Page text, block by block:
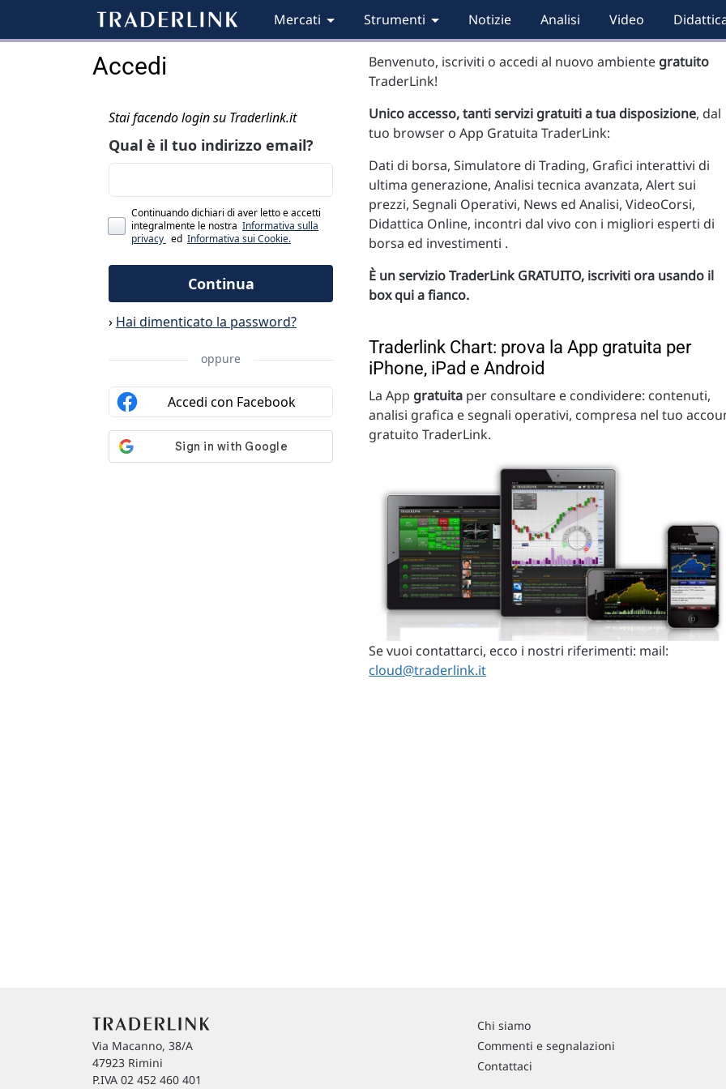
Mercati Strumenti Notizie Analisi Video
Accedi Benvenuto, iscriviti o accedi al nuovo ambiente gratuito
TraderLink!
Unico accesso, tanti servizi gratuiti a tua disposizione, dal
tuo browser o App Gratuita TraderLink:
Dati di borsa, Simulatore di Trading, Grafici interattivi di
ultima generazione, Analisi tecnica avanzata, Alert sui
prezzi, Segnali Operativi, News ed Analisi, VideoCorsi,
Didattica Online, incontri dal vivo con i migliori esperti di
borsa ed investimenti .
È un servizio TraderLink GRATUITO, iscriviti ora usando il
box qui a fianco.
Traderlink Chart: prova la App gratuita per
iPhone, iPad e Android
La App gratuita per consultare e condividere: contenuti,
analisi grafica e segnali operativi, compresa nel tuo
gratuito TraderLink.
Se vuoi contattarci, ecco i nostri riferimenti: mail:
cloud@traderlink.it
Via Macanno, 38/A
47923 Rimini
P.IVA 02 452 460 401
Chi siamo
Commenti e segnalazioni
Contattaci